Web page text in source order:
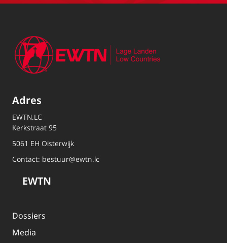
Adres
EWTN.LC
Kerkstraat 95
5061 EH Oisterwijk
Contact: bestuur@ewtn.lc
EWTN
Dossiers
Media